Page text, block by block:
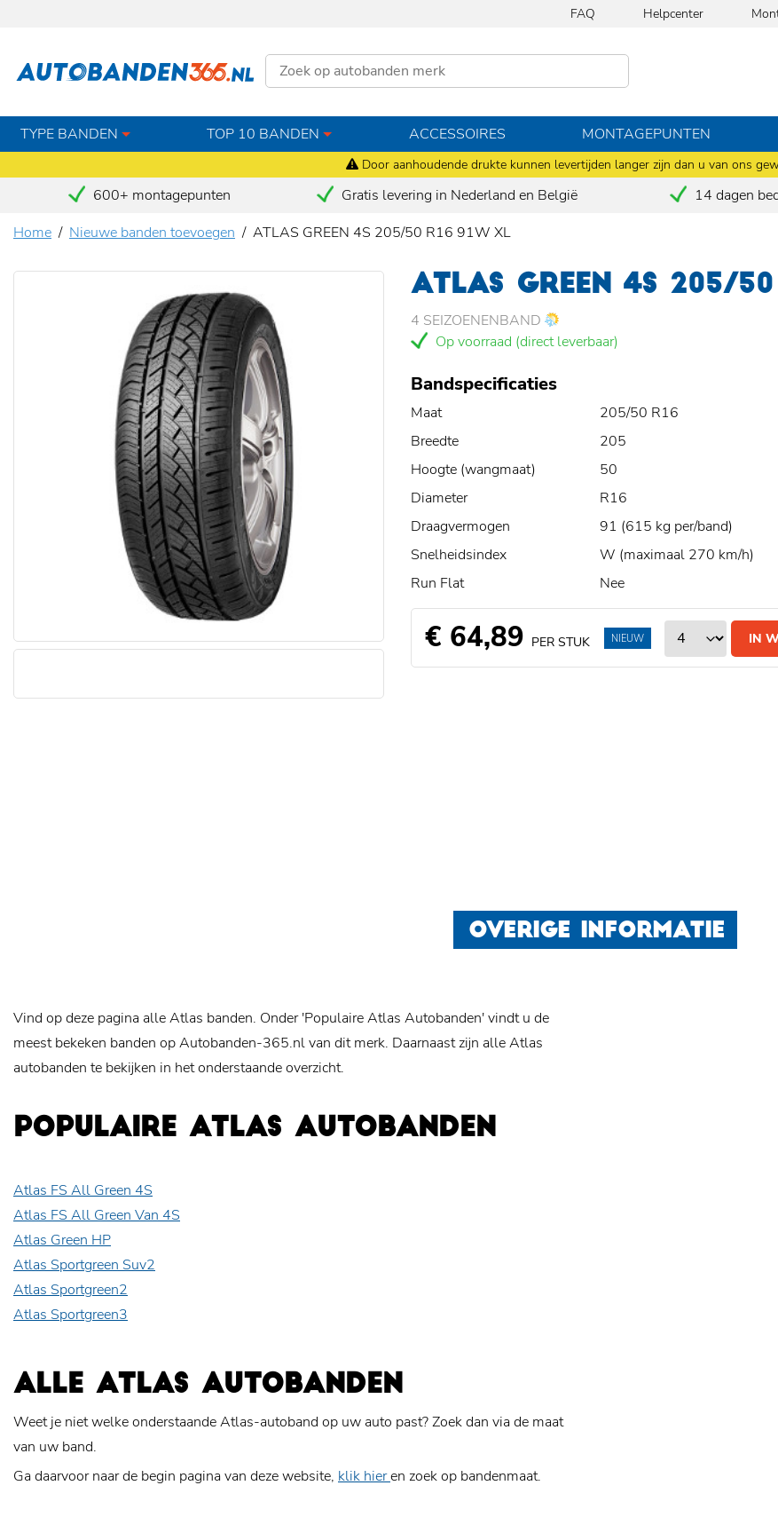
Door aanhoudende drukte kunnen levertijden langer zijn dan u van ons
FAQ Helpcenter
TYPE BANDEN TOP 10 BANDEN ACCESSOIRES MONTAGEPUNTEN
600+ montagepunten Gratis levering in Nederland en België 14 dagen
Home
Nieuwe banden toevoegen ATLAS GREEN 4S 205/50 R16 91W XL
ATLAS GREEN 4S 205/
4 SEIZOENENBAND
Op voorraad (direct leverbaar)
Bandspecificaties
Maat
205/50 R16
Breedte
205
Hoogte (wangmaat)
50
Diameter
R16
Draagvermogen
91 (615 kg per/band)
Snelheidsindex
W (maximaal 270 km/h)
Run Flat
Nee
€ 64,89 PER STUK IN
NIEUW
OVERIGE INFORMATIE
Vind op deze pagina alle Atlas banden. Onder 'Populaire Atlas Autobanden' vindt u de
meest bekeken banden op Autobanden-365.nl van dit merk. Daarnaast zijn alle Atlas
autobanden te bekijken in het onderstaande overzicht.
POPULAIRE ATLAS AUTOBANDEN
Atlas FS All Green 4S
Atlas FS All Green Van 4S
Atlas Green HP
Atlas Sportgreen Suv2
Atlas Sportgreen2
Atlas Sportgreen3
ALLE ATLAS AUTOBANDEN
Weet je niet welke onderstaande Atlas-autoband op uw auto past? Zoek dan via de maat
van uw band.
Ga daarvoor naar de begin pagina van deze website, klik hieren zoek op bandenmaat.